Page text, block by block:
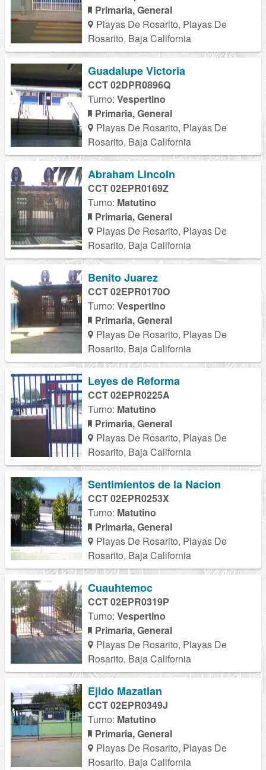
Primaria, General
Playas De Rosarito, Playas De
Rosarito, Baja California
Guadalupe Victoria
CCT 02DPR0896Q
Turno: Vespertino
Primaria, General
Playas De Rosarito, Playas De
Rosarito, Baja California
Abraham Lincoln
CCT 02EPR0169Z
Turno: Matutino
Primaria, General
Playas De Rosarito, Playas De
Rosarito, Baja California
Benito Juarez
CCT 02EPR0170O
Turno: Vespertino
Primaria, General
Playas De Rosarito, Playas De
Rosarito, Baja California
Leyes de Reforma
CCT 02EPR0225A
Turno: Matutino
Primaria, General
Playas De Rosarito, Playas De
Rosarito, Baja California
Sentimientos de la Nacion
CCT 02EPR0253X
Turno: Matutino
Primaria, General
Playas De Rosarito, Playas De
Rosarito, Baja California
Cuauhtemoc
CCT 02EPR0319P
Turno: Vespertino
Primaria, General
Playas De Rosarito, Playas De
Rosarito, Baja California
Ejido Mazatlan
CCT 02EPR0349J
Turno: Matutino
Primaria, General
Playas De Rosarito, Playas De
Rosarito, Baja California